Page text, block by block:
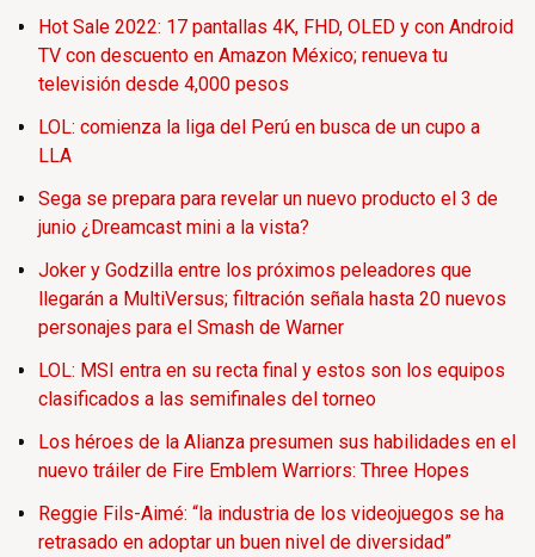
Hot Sale 2022: 17 pantallas 4K, FHD, OLED y con Android
TV con descuento en Amazon México; renueva tu
televisión desde 4,000 pesos
LOL: comienza la liga del Perú en busca de un cupo a
LLA
Sega se prepara para revelar un nuevo producto el 3 de
junio ¿Dreamcast mini a la vista?
Joker y Godzilla entre los próximos peleadores que
llegarán a MultiVersus; filtración señala hasta 20 nuevos
personajes para el Smash de Warner
LOL: MSI entra en su recta final y estos son los equipos
clasificados a las semifinales del torneo
Los héroes de la Alianza presumen sus habilidades en el
nuevo tráiler de Fire Emblem Warriors: Three Hopes
Reggie Fils-Aimé: “la industria de los videojuegos se ha
retrasado en adoptar un buen nivel de diversidad”